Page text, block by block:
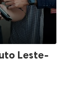
Leste-